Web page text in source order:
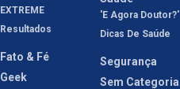
EXTREME
Resultados
Fato & Fé
Geek
'E Agora Doutor?'
Dicas De Saúde
Segurança
Sem Categoria